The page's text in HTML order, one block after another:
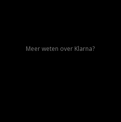
Meer weten over Klarna?